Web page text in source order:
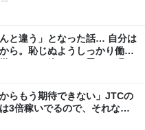
なの？
と違う」となった話… 自分は
ら。恥じぬようしっかり働
われたら終わりと思い、張り
らもう期待できない」JTCの
3倍稼いでるので、それなら
た